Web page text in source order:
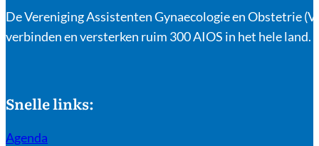
De Vereniging Assistenten Gynaecologie en Obstetrie
verbinden en versterken ruim 300 AIOS in het hele land.
Snelle links:
Agenda